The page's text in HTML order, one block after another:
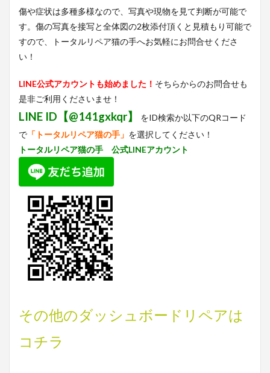
傷や症状は多種多様なので、写真や現物を見て判断が可能で
す。傷の写真を接写と全体図の2枚添付頂くと見積もり可能で
すので、トータルリペア猫の手へお気軽にお問合せくださ
い！
LINE公式アカウントも始めました！ そちらからのお問合せも
是非ご利用くださいませ！
LINE ID【@141gxkqr】
をID検索か以下のQRコード
で 「トータルリペア猫の手」 を選択してください！
トータルリペア猫の手 公式LINEアカウント
その他のダッシュボードリペアは
コチラ